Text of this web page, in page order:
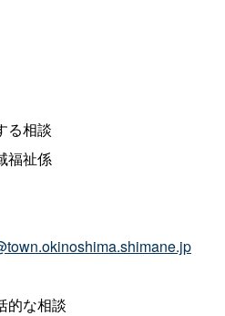
る相談
福祉係
的な相談